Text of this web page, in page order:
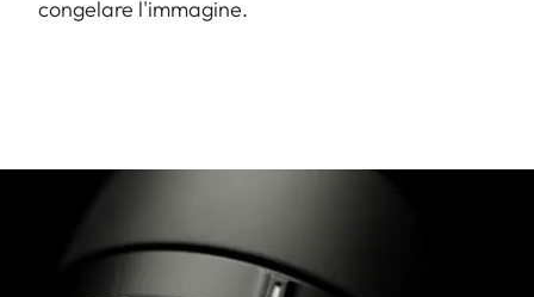
congelare l'immagine.